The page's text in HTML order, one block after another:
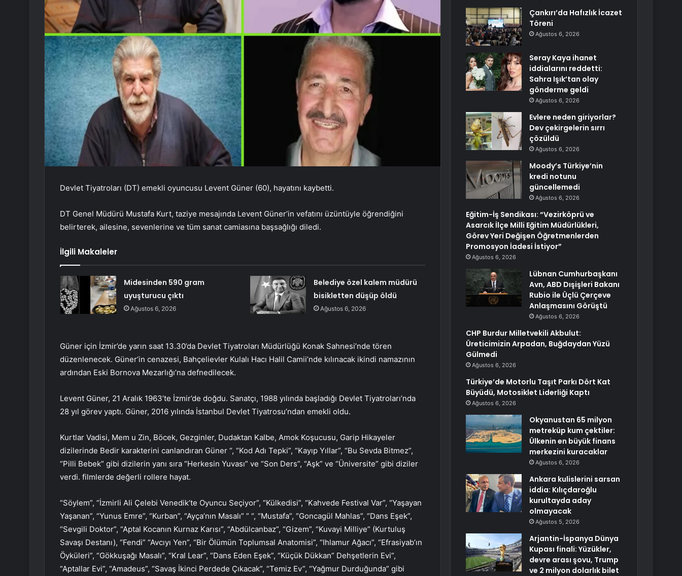
Devlet Tiyatroları (DT) emekli oyuncusu Levent Güner (60), hayatını kaybetti.
DT Genel Müdürü Mustafa Kurt, taziye mesajında ​​Levent Güner’in vefatını üzüntüyle öğrendiğini
belirterek, ailesine, sevenlerine ve tüm sanat camiasına başsağlığı diledi.
İlgili Makaleler
Midesinden 590 gram
uyuşturucu çıktı
Ağustos 6, 2026
Belediye özel kalem müdürü
bisikletten düşüp öldü
Ağustos 6, 2026
Güner için İzmir’de yarın saat 13.30’da Devlet Tiyatroları Müdürlüğü Konak Sahnesi’nde tören
düzenlenecek. Güner’in cenazesi, Bahçelievler Kulalı Hacı Halil Camii’nde kılınacak ikindi namazının
ardından Eski Bornova Mezarlığı’na defnedilecek.
Levent Güner, 21 Aralık 1963’te İzmir’de doğdu. Sanatçı, 1988 yılında başladığı Devlet Tiyatroları’nda
28 yıl görev yaptı. Güner, 2016 yılında İstanbul Devlet Tiyatrosu’ndan emekli oldu.
Kurtlar Vadisi, Mem u Zin, Böcek, Gezginler, Dudaktan Kalbe, Amok Koşucusu, Garip Hikayeler
dizilerinde Bedir karakterini canlandıran Güner “, “Kod Adı Tepki”, “Kayıp Yıllar”, “Bu Sevda Bitmez”,
“Pilli Bebek” gibi dizilerin yanı sıra “Herkesin Yuvası” ve “Son Ders”, “Aşk” ve “Üniversite” gibi diziler
verdi. filmlerde değerli rollere hayat.
“Söylem”, “İzmirli Ali Çelebi Venedik’te Oyuncu Seçiyor”, “Külkedisi”, “Kahvede Festival Var”, “Yaşayan
Yaşanan”, “Yunus Emre”, “Kurban”, “Ayça’nın Masalı” ” “, “Mustafa”, “Goncagül Mahlas”, “Dans Eşek”,
“Sevgili Doktor”, “Aptal Kocanın Kurnaz Karısı”, “Abdülcanbaz”, “Gizem”, “Kuvayi Milliye” (Kurtuluş
Savaşı Destanı), “Fendi” “Avcıyı Yen”, “Bir Ölümün Toplumsal Anatomisi”, “Ihlamur Ağacı”, “Efrasiyab’ın
Öyküleri”, “Gökkuşağı Masalı”, “Kral Lear”, “Dans Eden Eşek”, “Küçük Dükkan” Dehşetlerin Evi”,
“Aptallar Evi”, “Amadeus”, “Savaş İkinci Perdede Çıkacak”, “Temiz Ev”, “Yağmur Durduğunda” gibi
Çankırı’da Hafızlık İcazet
Töreni
Ağustos 6, 2026
Seray Kaya ihanet
iddialarını reddetti:
Sahra Işık’tan olay
gönderme geldi
Ağustos 6, 2026
Evlere neden giriyorlar?
Dev çekirgelerin sırrı
çözüldü
Ağustos 6, 2026
Moody’s Türkiye’nin
kredi notunu
güncellemedi
Ağustos 6, 2026
Eğitim-İş Sendikası: “Vezirköprü ve
Asarcık İlçe Milli Eğitim Müdürlükleri,
Görev Yeri Değişen Öğretmenlerden
Promosyon İadesi İstiyor”
Ağustos 6, 2026
Lübnan Cumhurbaşkanı
Avn, ABD Dışişleri Bakanı
Rubio ile Üçlü Çerçeve
Anlaşmasını Görüştü
Ağustos 6, 2026
CHP Burdur Milletvekili Akbulut:
Üreticimizin Arpadan, Buğdaydan Yüzü
Gülmedi
Ağustos 6, 2026
Türkiye’de Motorlu Taşıt Parkı Dört Kat
Büyüdü, Motosiklet Liderliği Kaptı
Ağustos 6, 2026
Okyanustan 65 milyon
metreküp kum çektiler:
Ülkenin en büyük finans
merkezini kuracaklar
Ağustos 6, 2026
Ankara kulislerini sarsan
iddia: Kılıçdaroğlu
kurultayda aday
olmayacak
Ağustos 5, 2026
Arjantin-İspanya Dünya
Kupası finali: Yüzükler,
devre arası şovu, Trump
ve 2 milyon dolarlık bilet